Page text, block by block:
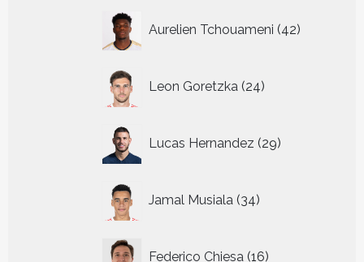
Aurelien Tchouameni 42
producten
Leon Goretzka 24
producten
Lucas Hernandez 29
producten
Jamal Musiala 34
producten
Federico Chiesa 16